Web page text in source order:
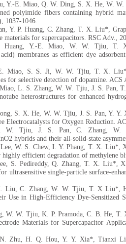
Y.-E. Miao, Q. W. Ding, S. X. He, W.
polyimide fibers containing hybrid
1037-1046.
Y. P. Huang, C. Zhang, T. X. Liu*,
materials for supercapacitors. RSC Adv.,
Y.-E. Miao, W. W. Tjiu, T. X.
membranes as efficient dye
Miao, S. S. Ji, W. W. Tjiu, T. X. Liu*,
for selective detection of dopamine.
L. S. Zhang, W. W. Tjiu, J. S. Pan,
heterostructures for enhanced
S. X. He, W. W. Tjiu, J. S. Pan, Y. Y.
Electrocatalysts for Oxygen Reduction.
Tjiu, J. S. Pan, C. Zhang, W.
hybrids and their all-solid-state
W. S. Chew, I. Y. Phang, T. X. Liu*,
efficient degradation of methylene
S. Pedireddy, Q. Zhang, T. X. Liu*,
ultrasensitive single-particle surface-
Liu, C. Zhang, W. W. Tjiu, T. X Liu*,
Use in High-Efficiency Dye-Sensitized
W. W. Tjiu, K. P. Pramoda, C. B. He, T.
Materials for Supercapacitor
Zhu, H. Q. Hou, Y. Y. Xia*, Tianxi